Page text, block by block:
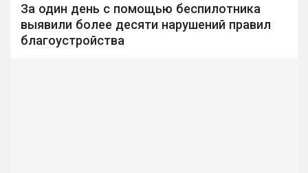
За один день с помощью беспилотника
выявили более десяти нарушений правил
благоустройства